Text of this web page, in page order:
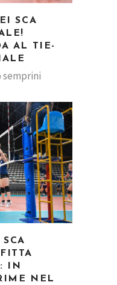
SCA
AL TIE-
semprini
IN
NEL